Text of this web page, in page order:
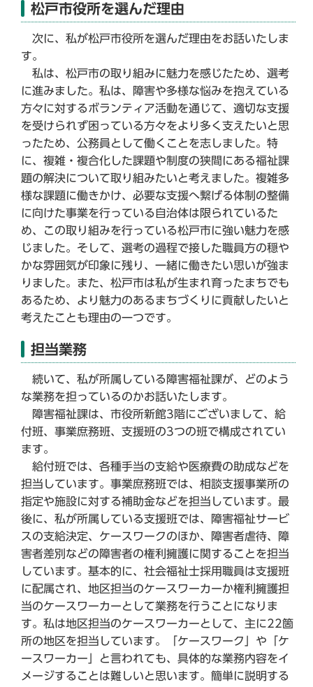
松戸市役所を選んだ理由
次に、私が松戸市役所を選んだ理由をお話いたしま
す。
私は、松戸市の取り組みに魅力を感じたため、選考
に進みました。私は、障害や多様な悩みを抱えている
方々に対するボランティア活動を通じて、適切な支援
を受けられず困っている方々をより多く支えたいと思
ったため、公務員として働くことを志しました。特
に、複雑・複合化した課題や制度の狭間にある福祉課
題の解決について取り組みたいと考えました。複雑多
様な課題に働きかけ、必要な支援へ繋げる体制の整備
に向けた事業を行っている自治体は限られているた
め、この取り組みを行っている松戸市に強い魅力を感
じました。そして、選考の過程で接した職員方の穏や
かな雰囲気が印象に残り、一緒に働きたい思いが強ま
りました。また、松戸市は私が生まれ育ったまちでも
あるため、より魅力のあるまちづくりに貢献したいと
考えたことも理由の一つです。
担当業務
続いて、私が所属している障害福祉課が、どのよう
な業務を担っているのかお話いたします。
障害福祉課は、市役所新館3階にございまして、給
付班、事業庶務班、支援班の3つの班で構成されてい
ます。
給付班では、各種手当の支給や医療費の助成などを
担当しています。事業庶務班では、相談支援事業所の
指定や施設に対する補助金などを担当しています。最
後に、私が所属している支援班では、障害福祉サービ
スの支給決定、ケースワークのほか、障害者虐待、障
害者差別などの障害者の権利擁護に関することを担当
しています。基本的に、社会福祉士採用職員は支援班
に配属され、地区担当のケースワーカーか権利擁護担
当のケースワーカーとして業務を行うことになりま
す。私は地区担当のケースワーカーとして、主に22箇
所の地区を担当しています。「ケースワーク」や「ケ
ースワーカー」と言われても、具体的な業務内容をイ
メージすることは難しいと思います。簡単に説明する